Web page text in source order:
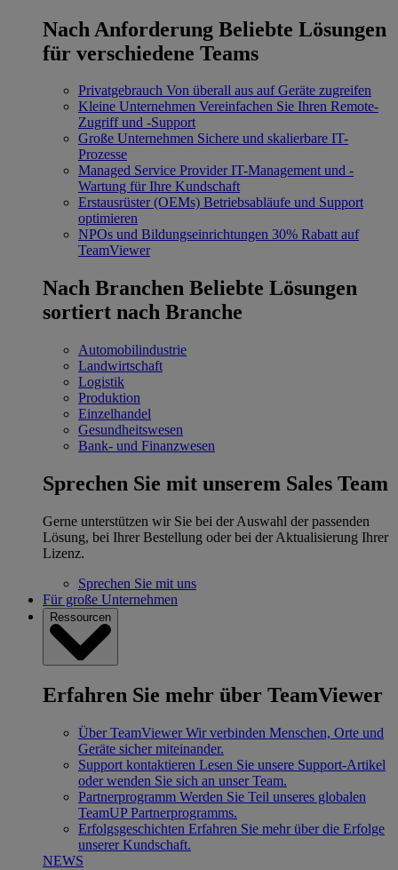
Nach Anforderung Beliebte Lösungen
für verschiedene Teams
Privatgebrauch Von überall aus auf Geräte zugreifen
Kleine Unternehmen Vereinfachen Sie Ihren Remote-
Zugriff und -Support
Große Unternehmen Sichere und skalierbare IT-
Prozesse
Managed Service Provider IT-Management und -
Wartung für Ihre Kundschaft
Erstausrüster (OEMs) Betriebsabläufe und Support
optimieren
NPOs und Bildungseinrichtungen 30% Rabatt auf
TeamViewer
Nach Branchen Beliebte Lösungen
sortiert nach Branche
Automobilindustrie
Landwirtschaft
Logistik
Produktion
Einzelhandel
Gesundheitswesen
Bank- und Finanzwesen
Sprechen Sie mit unserem Sales Team
Gerne unterstützen wir Sie bei der Auswahl der passenden
Lösung, bei Ihrer Bestellung oder bei der Aktualisierung Ihrer
Lizenz.
Sprechen Sie mit uns
Für große Unternehmen
Ressourcen
Erfahren Sie mehr über TeamViewer
Über TeamViewer Wir verbinden Menschen, Orte und
Geräte sicher miteinander.
Support kontaktieren Lesen Sie unsere Support-Artikel
oder wenden Sie sich an unser Team.
Partnerprogramm Werden Sie Teil unseres globalen
TeamUP Partnerprogramms.
Erfolgsgeschichten Erfahren Sie mehr über die Erfolge
unserer Kundschaft.
NEWS